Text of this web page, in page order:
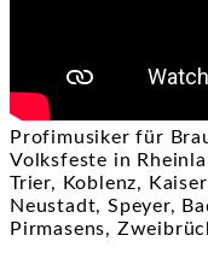
Profimusiker für
Volksfeste in
Trier, Koblenz,
Neustadt, Speyer,
Pirmasens,